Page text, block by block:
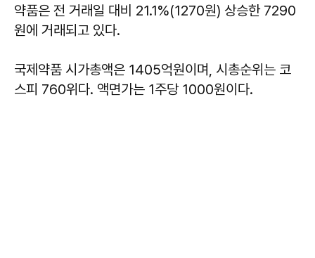
약품은 전 거래일 대비 21.1%(1270원) 상승한 7290
원에 거래되고 있다.
국제약품 시가총액은 1405억원이며, 시총순위는 코
스피 760위다. 액면가는 1주당 1000원이다.